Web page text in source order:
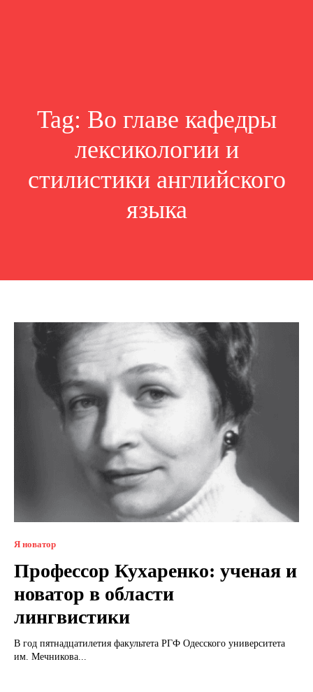
Tag: Во главе кафедры
лексикологии и
стилистики английского
языка
Я новатор
Профессор Кухаренко: ученая и
новатор в области
лингвистики
В год пятнадцатилетия факультета РГФ Одесского университета
им. Мечникова...